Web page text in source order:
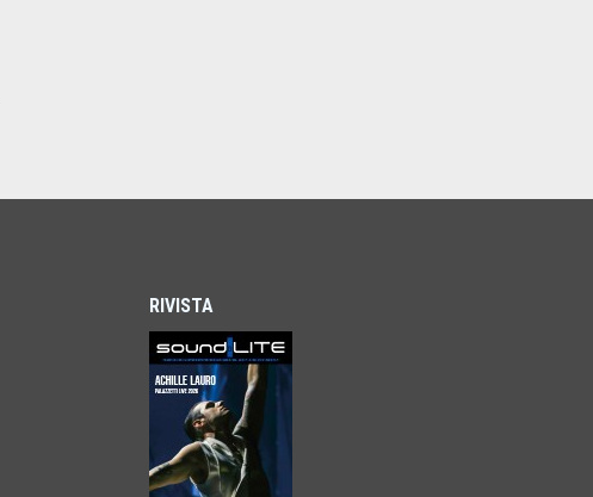
RIVISTA